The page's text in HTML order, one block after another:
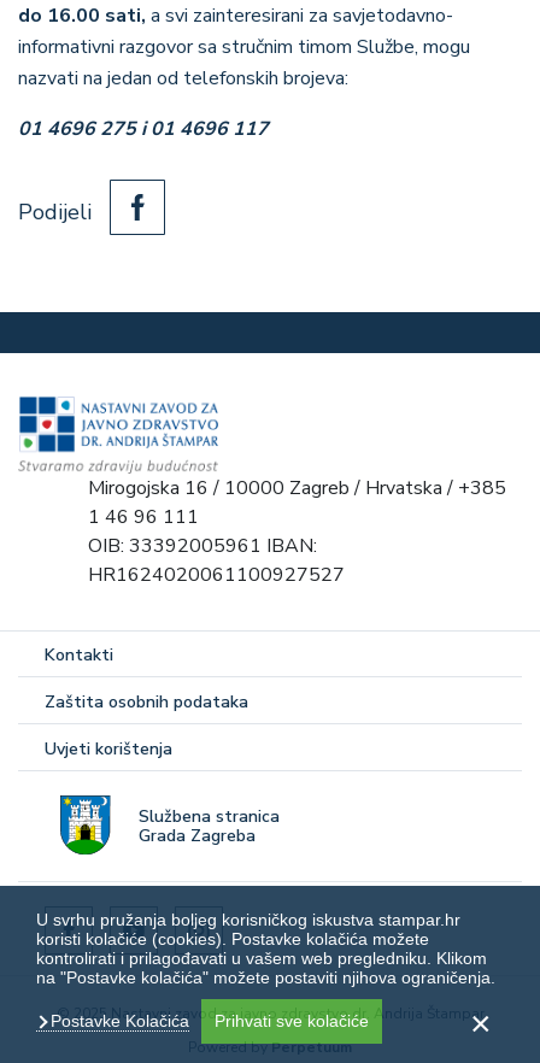
do 16.00 sati, a svi zainteresirani za savjetodavno-
informativni razgovor sa stručnim timom Službe, mogu
nazvati na jedan od telefonskih brojeva:
01 4696 275 i 01 4696 117
Podijeli
Mirogojska 16 / 10000 Zagreb / Hrvatska / +385
1 46 96 111
OIB: 33392005961 IBAN:
HR1624020061100927527
Kontakti
Zaštita osobnih podataka
Uvjeti korištenja
Službena stranica
Grada Zagreba
© 2025 Nastavni zavod za javno zdravstvo dr. Andrija Štampar
Powered byPerpetuum
U svrhu pružanja boljeg korisničkog iskustva stampar.hr
koristi kolačiće (cookies). Postavke kolačića možete
kontrolirati i prilagođavati u vašem web pregledniku. Klikom
na "Postavke kolačića" možete postaviti njihova ograničenja.
Postavke Kolačića Prihvati sve kolačiće